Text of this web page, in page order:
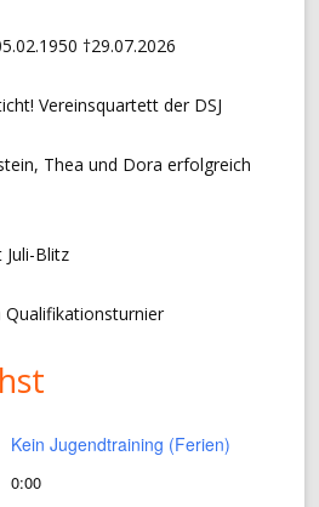
†29.07.2026
Vereinsquartett der DSJ
Thea und Dora erfolgreich
Blitz
Qualifikationsturnier
Kein Jugendtraining (Ferien)
0:00